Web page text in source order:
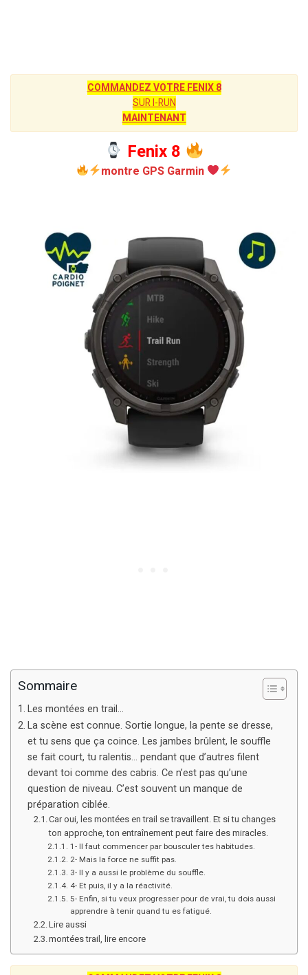
COMMANDEZ VOTRE FENIX 8
SUR I-RUN
MAINTENANT
Fenix 8
montre GPS Garmin
Sommaire
Les montées en trail…
La scène est connue. Sortie longue, la pente se dresse,
et tu sens que ça coince. Les jambes brûlent, le souffle
se fait court, tu ralentis… pendant que d’autres filent
devant toi comme des cabris. Ce n’est pas qu’une
question de niveau. C’est souvent un manque de
préparation ciblée.
Car oui, les montées en trail se travaillent. Et si tu changes
ton approche, ton entraînement peut faire des miracles.
1- Il faut commencer par bousculer tes habitudes.
2- Mais la force ne suffit pas.
3- Il y a aussi le problème du souffle.
4- Et puis, il y a la réactivité.
5- Enfin, si tu veux progresser pour de vrai, tu dois aussi
apprendre à tenir quand tu es fatigué.
Lire aussi
montées trail, lire encore